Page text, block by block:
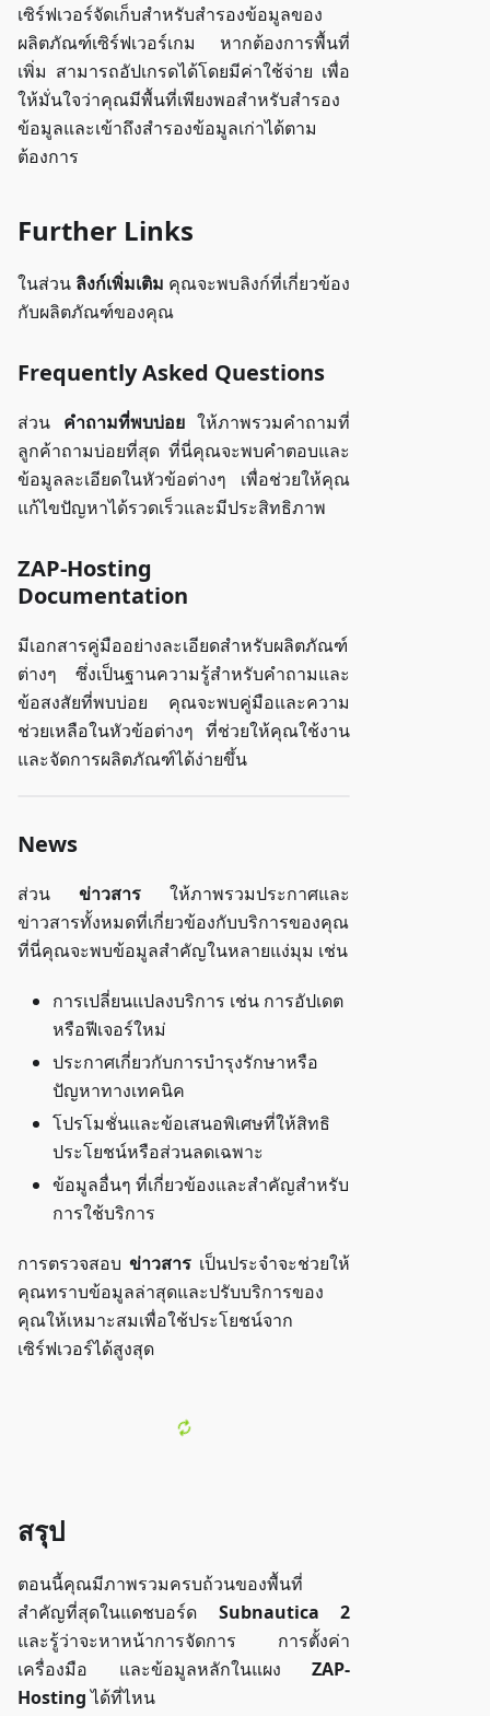
เซิร์ฟเวอร์จัดเก็บสำหรับสำรองข้อมูลของ
ผลิตภัณฑ์เซิร์ฟเวอร์เกม หากต้องการพื้นที่
เพิ่ม สามารถอัปเกรดได้โดยมีค่าใช้จ่าย เพื่อ
ให้มั่นใจว่าคุณมีพื้นที่เพียงพอสำหรับสำรอง
ข้อมูลและเข้าถึงสำรองข้อมูลเก่าได้ตาม
ต้องการ
Further Links
ในส่วน ลิงก์เพิ่มเติม คุณจะพบลิงก์ที่เกี่ยวข้อง
กับผลิตภัณฑ์ของคุณ
Frequently Asked Questions
ส่วน คำถามที่พบบ่อยให้ภาพรวมคำถามที่
ลูกค้าถามบ่อยที่สุด ที่นี่คุณจะพบคำตอบและ
ข้อมูลละเอียดในหัวข้อต่างๆ เพื่อช่วยให้คุณ
แก้ไขปัญหาได้รวดเร็วและมีประสิทธิภาพ
ZAP-Hosting
Documentation
มีเอกสารคู่มืออย่างละเอียดสำหรับผลิตภัณฑ์
ต่างๆ ซึ่งเป็นฐานความรู้สำหรับคำถามและ
ข้อสงสัยที่พบบ่อย คุณจะพบคู่มือและความ
ช่วยเหลือในหัวข้อต่างๆ ที่ช่วยให้คุณใช้งาน
และจัดการผลิตภัณฑ์ได้ง่ายขึ้น
News
ส่วน ข่าวสาร ให้ภาพรวมประกาศและ
ข่าวสารทั้งหมดที่เกี่ยวข้องกับบริการของคุณ
ที่นี่คุณจะพบข้อมูลสำคัญในหลายแง่มุม เช่น
การเปลี่ยนแปลงบริการ เช่น การอัปเดต
หรือฟีเจอร์ใหม่
ประกาศเกี่ยวกับการบำรุงรักษาหรือ
ปัญหาทางเทคนิค
โปรโมชั่นและข้อเสนอพิเศษที่ให้สิทธิ
ประโยชน์หรือส่วนลดเฉพาะ
ข้อมูลอื่นๆ ที่เกี่ยวข้องและสำคัญสำหรับ
การใช้บริการ
การตรวจสอบ ข่าวสาร เป็นประจำจะช่วยให้
คุณทราบข้อมูลล่าสุดและปรับบริการของ
คุณให้เหมาะสมเพื่อใช้ประโยชน์จาก
เซิร์ฟเวอร์ได้สูงสุด
สรุป
ตอนนี้คุณมีภาพรวมครบถ้วนของพื้นที่
สำคัญที่สุดในแดชบอร์ด Subnautica 2
และรู้ว่าจะหาหน้าการจัดการ การตั้งค่า
เครื่องมือ และข้อมูลหลักในแผง ZAP-
Hostingได้ที่ไหน